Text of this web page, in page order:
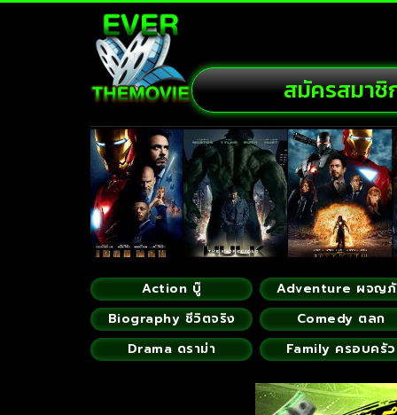
สมัครสมาชิ
Action บู๊
Adventure ผจญ
Biography ชีวิตจริง
Comedy ตลก
Drama ดราม่า
Family ครอบครัว